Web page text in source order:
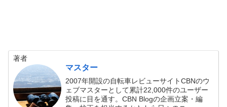
著者
マスター
2007年開設の自転車レビューサイトCBNのウ
ェブマスターとして累計22,000件のユーザー
投稿に目を通す。CBN Blogの企画立案・編